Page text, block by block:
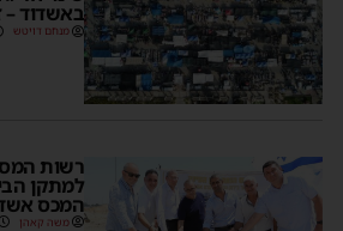
באשדוד
מנחם דויטש
רשות
למתקן
המכס
משה קאהן